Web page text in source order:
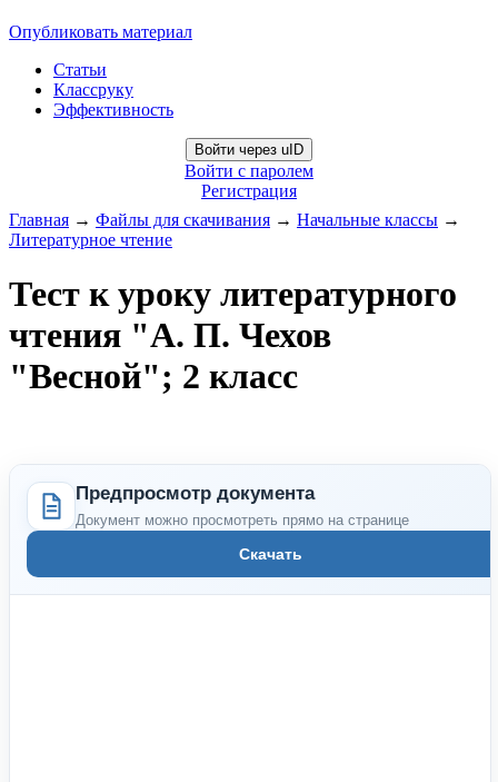
Опубликовать материал
Статьи
Классруку
Эффективность
Войти через uID
Войти с паролем
Регистрация
Главная → Файлы для скачивания → Начальные классы →
Литературное чтение
Тест к уроку литературного
чтения "А. П. Чехов
"Весной"; 2 класс
Предпросмотр документа
Документ можно просмотреть прямо на странице
Скачать